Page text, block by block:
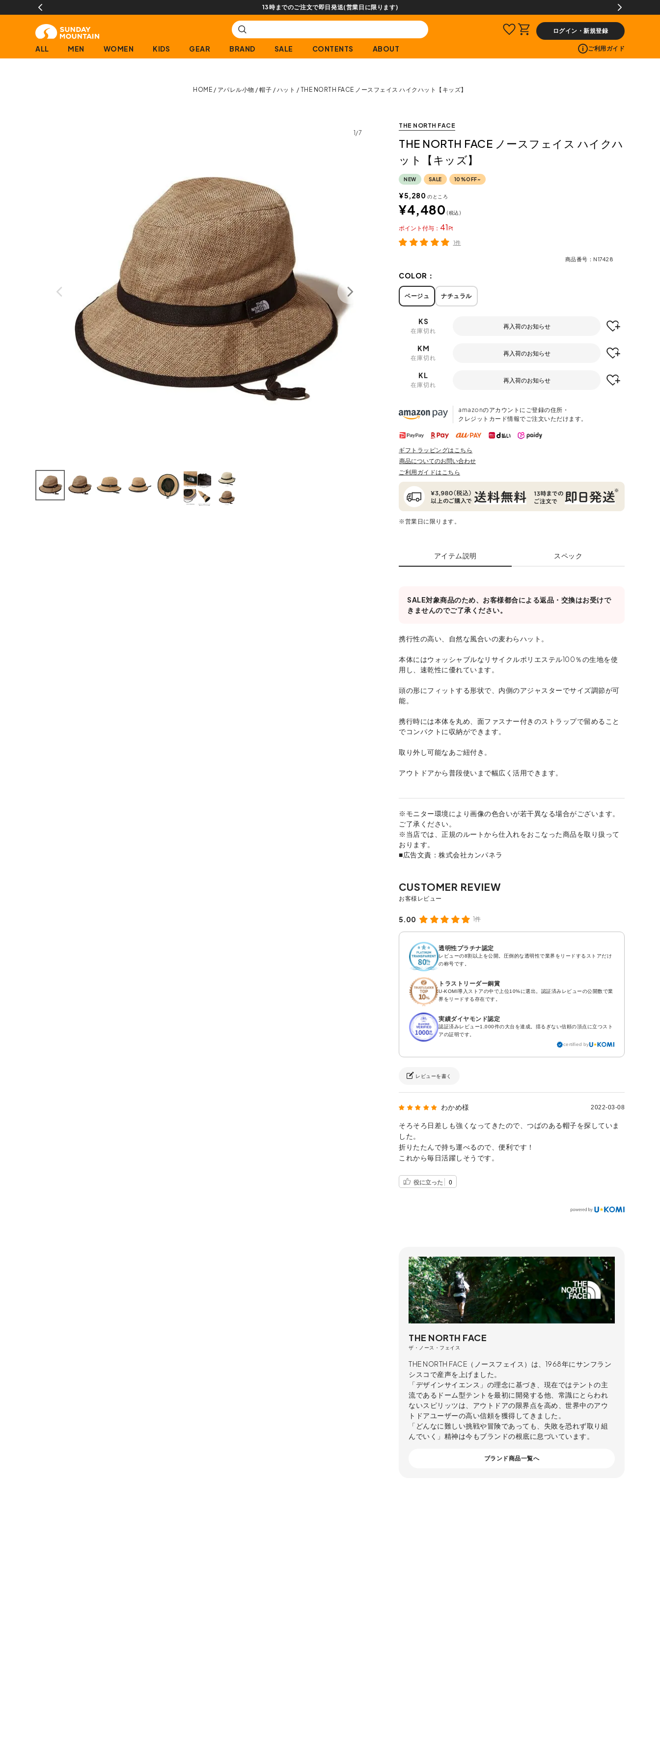
ログイン・新規登録
ALL MEN WOMEN KIDS GEAR BRAND SALE CONTENTS ABOUT ご利用ガイド
HOME アパレル小物 帽子 ハット THE NORTH FACE ノースフェイス ハイクハット【キッズ】
1/7
THE NORTH FACE
THE NORTH FACE ノースフェイス ハイクハ
ット【キッズ】
NEW SALE 10%OFF~
¥5,280 のところ
¥4,480 税込
41
ポイント
1件
商品番号 N17428
COLOR：
ベージュ ナチュラル
KS
在庫切れ
再入荷のお知らせ
KM
在庫切れ
再入荷のお知らせ
KL
在庫切れ
再入荷のお知らせ
amazonのアカウントにご登録の住所・
クレジットカード情報でご注文いただけます。
ギフトラッピングはこちら
商品についてのお問い合わせ
ご利用ガイドはこちら
※営業日に限ります。
アイテム説明 スペック
SALE対象商品のため、お客様都合による返品・交換はお受けで
きませんのでご了承ください。
携行性の高い、自然な風合いの麦わらハット。
本体にはウォッシャブルなリサイクルポリエステル100％の生地を使
用し、速乾性に優れています。
頭の形にフィットする形状で、内側のアジャスターでサイズ調節が可
能。
携行時には本体を丸め、面ファスナー付きのストラップで留めること
でコンパクトに収納ができます。
取り外し可能なあご紐付き。
アウトドアから普段使いまで幅広く活用できます。
※モニター環境により画像の色合いが若干異なる場合がございます。
ご了承ください。
※当店では、正規のルートから仕入れをおこなった商品を取り扱って
おります。
■広告文責：株式会社カンパネラ
5.00 1件
透明性プラチナ認定
レビューの8割以上を公開。圧倒的な透明性で業界をリードするストアだけ
の称号です。
トラストリーダー銅賞
U-KOMI導入ストアの中で上位10%に選出。認証済みレビューの公開数で業
界をリードする存在です。
実績ダイヤモンド認定
認証済みレビュー1,000件の大台を達成。揺るぎない信頼の頂点に立つスト
アの証明です。
certified by
レビューを書く
わかめ様 2022-03-08
そろそろ日差しも強くなってきたので、つばのある帽子を探していま
した。
折りたたんで持ち運べるので、便利です！
これから毎日活躍しそうです。
役に立った 0
THE NORTH FACE
ザ・ノース・フェイス
THE NORTH FACE（ノースフェイス）は、1968年にサンフラン
シスコで産声を上げました。
「デザインサイエンス」の理念に基づき、現在ではテントの主
流であるドーム型テントを最初に開発する他、常識にとらわれ
ないスピリッツは、アウトドアの限界点を高め、世界中のアウ
トドアユーザーの高い信頼を獲得してきました。
「どんなに難しい挑戦や冒険であっても、失敗を恐れず取り組
んでいく」精神は今もブランドの根底に息づいています。
ブランド商品一覧へ